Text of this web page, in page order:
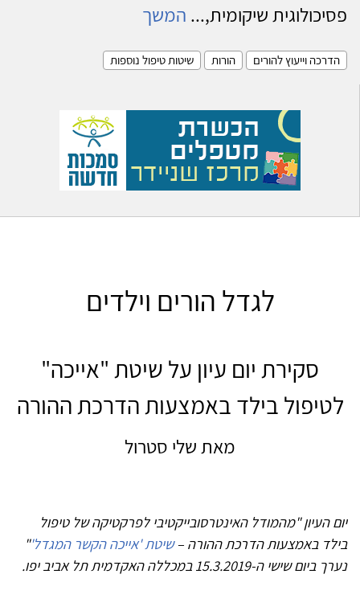
פסיכולוגית שיקומית,... המשך
הדרכה וייעוץ להורים הורות שיטות טיפול נוספות
לגדל הורים וילדים
סקירת יום עיון על שיטת "אייכה"
לטיפול בילד באמצעות הדרכת ההורה
מאת שלי סטרול
יום העיון "מהמודל האינטרסובייקטיבי לפרקטיקה של טיפול
בילד באמצעות הדרכת ההורה –שיטת 'אייכה הקשר המגדל'"
נערך ביום שישי ה-15.3.2019 במכללה האקדמית תל אביב יפו.